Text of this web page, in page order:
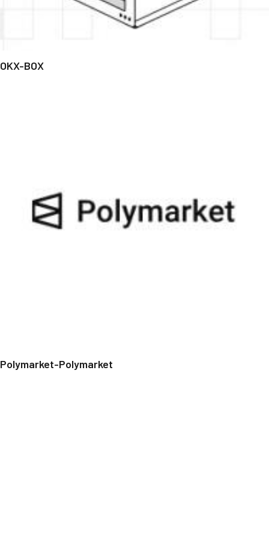
OKX-BOX
Polymarket-Polymarket